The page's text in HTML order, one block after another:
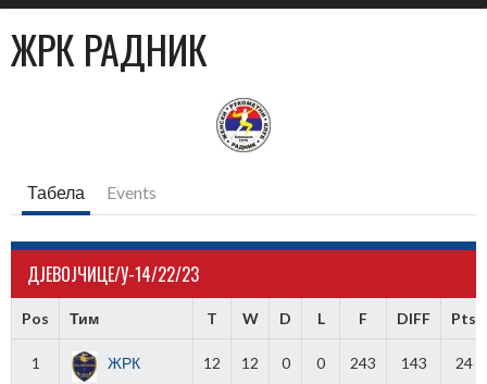
ЖРК РАДНИК
Табела Events
ДЈЕВОЈЧИЦЕ/У-14/22/23
Pos Тим T W D L F DIFF Pts
1
ЖРК
12 12 0 0 243 143 24